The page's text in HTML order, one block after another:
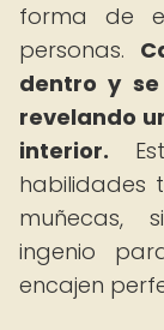
forma de
personas.
dentro y
revelando
interior.
habilidades
muñecas,
ingenio
encajen